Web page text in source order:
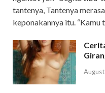
tantenya, Tantenya
keponakannya itu.